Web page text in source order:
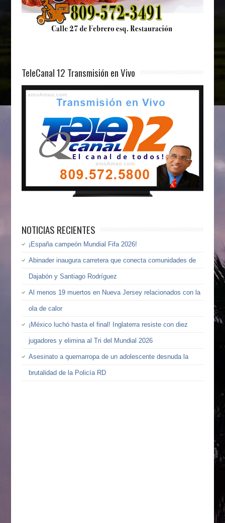
TeleCanal 12 Transmisión en Vivo
NOTICIAS RECIENTES
¡España campeón Mundial Fifa 2026!
Abinader inaugura carretera que conecta comunidades de
Dajabón y Santiago Rodríguez
Al menos 19 muertos en Nueva Jersey relacionados con la
ola de calor
¡México luchó hasta el final! Inglaterra resiste con diez
jugadores y elimina al Tri del Mundial 2026
Asesinato a quemarropa de un adolescente desnuda la
brutalidad de la Policía RD